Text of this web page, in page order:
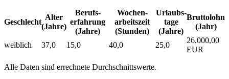
Geschlecht
Alter
(Jahre)
Berufs­
erfahrung
(Jahre)
Wochen­
arbeitszeit
(Stunden)
Urlaubs­
tage
(Jahre)
Bruttolohn
(Jahr)
weiblich 37,0 15,0 40,0 25,0
26.000,00
EUR
Alle Daten sind errechnete Durchschnittswerte.